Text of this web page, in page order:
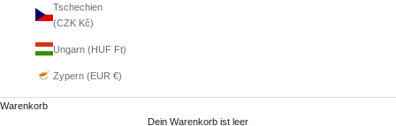
Tschechien
(CZK Kč)
Ungarn (HUF Ft)
Zypern (EUR €)
Warenkorb
Dein Warenkorb ist leer